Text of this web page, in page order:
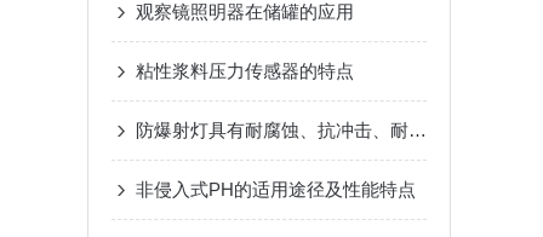
观察镜照明器在储罐的应用
粘性浆料压力传感器的特点
防爆射灯具有耐腐蚀、抗冲击、耐高温的特性
非侵入式PH的适用途径及性能特点